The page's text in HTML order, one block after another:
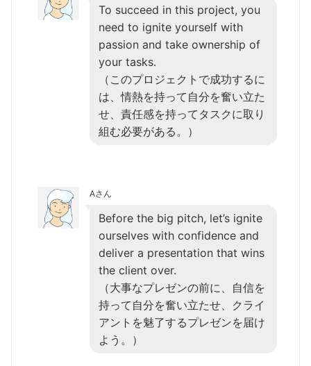
To succeed in this project, you
need to ignite yourself with
passion and take ownership of
your tasks.
（このプロジェクトで成功するに
は、情熱を持って自分を奮い立た
せ、責任感を持ってタスクに取り
組む必要がある。）
Aさん
Before the big pitch, let’s ignite
ourselves with confidence and
deliver a presentation that wins
the client over.
（大事なプレゼンの前に、自信を
持って自分を奮い立たせ、クライ
アントを魅了するプレゼンを届け
よう。）